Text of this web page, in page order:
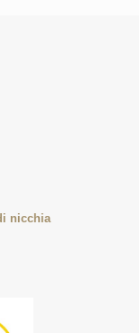
nicchia